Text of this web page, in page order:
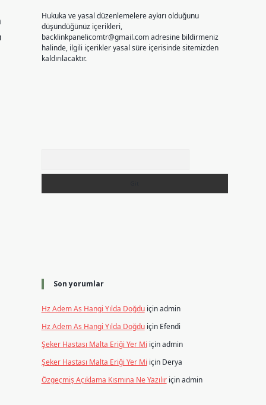
Hukuka ve yasal düzenlemelere aykırı olduğunu
düşündüğünüz içerikleri,
backlinkpanelicomtr@gmail.comadresine bildirmeniz
halinde, ilgili içerikler yasal süre içerisinde sitemizden
kaldırılacaktır.
Son yorumlar
Hz Adem As Hangi Yılda Doğduiçinadmin
Hz Adem As Hangi Yılda Doğduiçin Efendi
Şeker Hastası Malta Eriği Yer Mi içinadmin
Şeker Hastası Malta Eriği Yer Mi için Derya
Özgeçmiş Açıklama Kısmına Ne Yazılıriçinadmin